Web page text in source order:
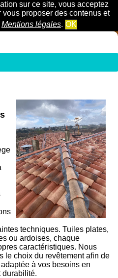
sur ce site, vous acceptez
proposer des contenus et
Mentions légales. OK
techniques. Tuiles plates,
ou ardoises, chaque
caractéristiques. Nous
le choix du revêtement afin de
à vos besoins en
durabilité.